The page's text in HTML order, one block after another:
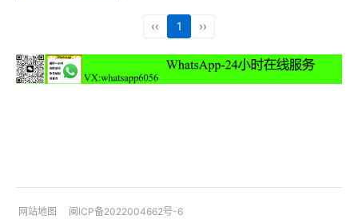
‹‹ 1 ››
网站地图 闽ICP备2022004662号-6